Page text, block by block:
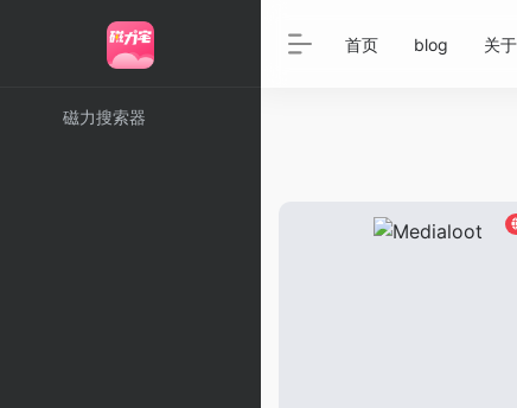
磁力搜索器
首页 blog 关于